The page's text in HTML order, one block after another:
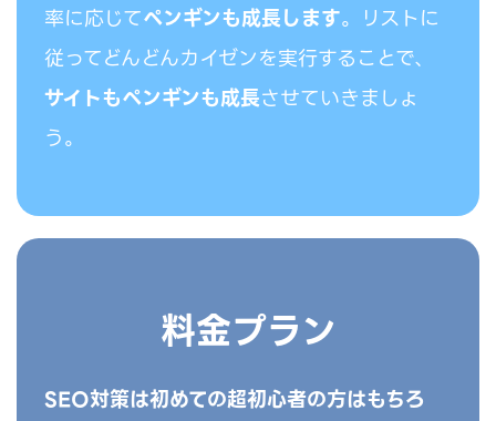
率に応じてペンギンも成長します。リストに
従ってどんどんカイゼンを実行することで、
サイトもペンギンも成長させていきましょ
う。
料金プラン
SEO対策は初めての超初心者の方はもちろ